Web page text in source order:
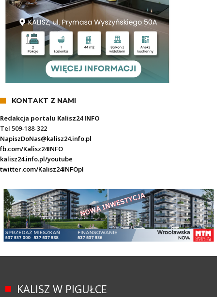
KONTAKT Z NAMI
Redakcja portalu Kalisz24 INFO
Tel 509-188-322
NapiszDoNas@kalisz24.info.pl
fb.com/Kalisz24INFO
kalisz24.info.pl/youtube
twitter.com/Kalisz24INFOpl
KALISZ W PIGUŁCE